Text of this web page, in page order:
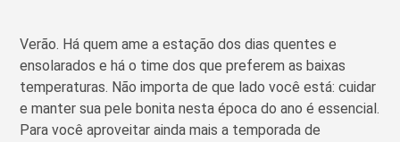
Verão. Há quem ame a estação dos dias quentes e
ensolarados e há o time dos que preferem as baixas
temperaturas. Não importa de que lado você está: cuidar
e manter sua pele bonita nesta época do ano é essencial.
Para você aproveitar ainda mais a temporada de